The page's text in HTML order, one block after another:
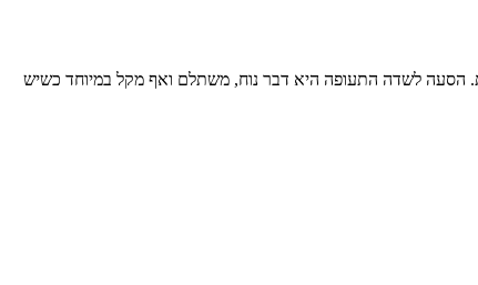
הסעה לשדה התעופה היא דבר נוח, משתלם ואף מקל במיוחד כשיש